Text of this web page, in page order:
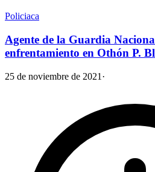
Policiaca
Agente de la Guardia
enfrentamiento en Othón P.
25 de noviembre de 2021 ·